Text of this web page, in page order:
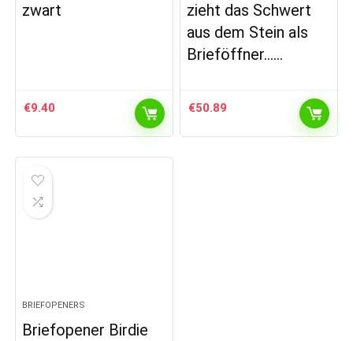
zwart
€9.40
zieht das Schwert
aus dem Stein als
Brieföffner……
€50.89
BRIEFOPENERS
Briefopener Birdie